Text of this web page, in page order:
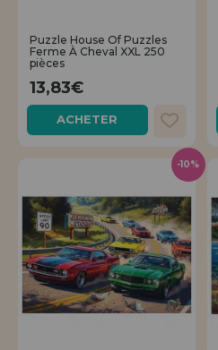
Puzzle House Of Puzzles
Ferme À Cheval XXL 250
pièces
13,83€
ACHETER
-10%